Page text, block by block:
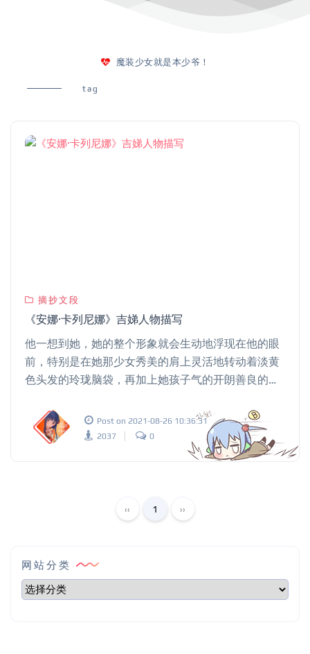
魔装少女就是本少爷！
tag
摘抄文段
《安娜·卡列尼娜》吉娣人物描写
他一想到她，她的整个形象就会生动地浮现在他的眼
前，特别是在她那少女秀美的肩上灵活地转动着淡黄
色头发的玲珑脑袋，再加上她孩子气的开朗善良的面
Post on 2021-08-26 10:36:31
2037
0
‹‹ 1 ››
网站分类